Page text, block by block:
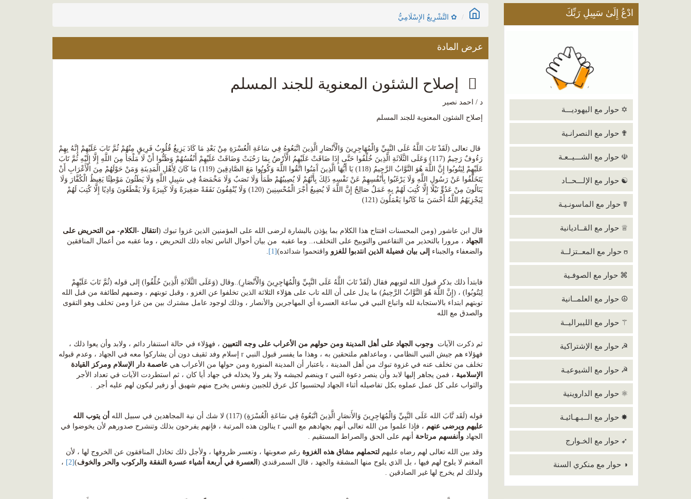
ادْعُ إِلَىٰ سَبِيلِ رَبِّكَ
✡ حوار مع اليهوديـــة
✟ حوار مع النصرانـية
☫ حوار مع الشـــيــعـة
☯ حوار مع الإلـــحــاد
☤ حوار مع الماسونـيـة
♕ حوار مع القــاديانية
ʊ حوار مع المعــتزلــة
⌘ حوار مع الصوفـية
☮ حوار مع العلمــانية
⚚ حوار مع الليبراليــة
☭ حوار مع الإشتراكية
☭ حوار مع الشيوعيـة
⚛ حوار مع الداروينية
✸ حوار مع الــبـهـائيـة
➶ حوار مع الخـوارج
◑ حوار مع منكري السنة
✿ التَّشْرِيعُ الإِسْلَامِيُّ
عرض المادة
إصلاح الشئون المعنوية للجند المسلم
د / احمد نصير
إصلاح الشئون المعنوية للجند المسلم
قال تعالى (لَقَدْ تَابَ اللَّهُ عَلَى النَّبِيِّ وَالْمُهَاجِرِينَ وَالْأَنْصَارِ الَّذِينَ اتَّبَعُوهُ فِي سَاعَةِ الْعُسْرَةِ مِنْ بَعْدِ مَا كَادَ يَزِيغُ قُلُوبُ فَرِيقٍ مِنْهُمْ ثُمَّ تَابَ عَلَيْهِمْ إِنَّهُ بِهِمْ
رَءُوفٌ رَحِيمٌ (117) وَعَلَى الثَّلَاثَةِ الَّذِينَ خُلِّفُوا حَتَّى إِذَا ضَاقَتْ عَلَيْهِمُ الْأَرْضُ بِمَا رَحُبَتْ وَضَاقَتْ عَلَيْهِمْ أَنْفُسُهُمْ وَظَنُّوا أَنْ لَا مَلْجَأَ مِنَ اللَّهِ إِلَّا إِلَيْهِ ثُمَّ تَابَ
عَلَيْهِمْ لِيَتُوبُوا إِنَّ اللَّهَ هُوَ التَّوَّابُ الرَّحِيمُ (118) يَا أَيُّهَا الَّذِينَ آَمَنُوا اتَّقُوا اللَّهَ وَكُونُوا مَعَ الصَّادِقِينَ (119) مَا كَانَ لِأَهْلِ الْمَدِينَةِ وَمَنْ حَوْلَهُمْ مِنَ الْأَعْرَابِ أَنْ
يَتَخَلَّفُوا عَنْ رَسُولِ اللَّهِ وَلَا يَرْغَبُوا بِأَنْفُسِهِمْ عَنْ نَفْسِهِ ذَلِكَ بِأَنَّهُمْ لَا يُصِيبُهُمْ ظَمَأٌ وَلَا نَصَبٌ وَلَا مَخْمَصَةٌ فِي سَبِيلِ اللَّهِ وَلَا يَطَئُونَ مَوْطِئًا يَغِيظُ الْكُفَّارَ وَلَا
يَنَالُونَ مِنْ عَدُوٍّ نَيْلًا إِلَّا كُتِبَ لَهُمْ بِهِ عَمَلٌ صَالِحٌ إِنَّ اللَّهَ لَا يُضِيعُ أَجْرَ الْمُحْسِنِينَ (120) وَلَا يُنْفِقُونَ نَفَقَةً صَغِيرَةً وَلَا كَبِيرَةً وَلَا يَقْطَعُونَ وَادِيًا إِلَّا كُتِبَ لَهُمْ
لِيَجْزِيَهُمُ اللَّهُ أَحْسَنَ مَا كَانُوا يَعْمَلُونَ (121)
قال ابن عاشور (ومن المحسنات افتتاح هذا الكلام بما يؤذن بالبشارة لرضى الله على المؤمنين الذين غزوا تبوك ( انتقال -الكلام- من التحريض على
الجهاد ، مرورا بالتحذير من التقاعس والتوبيخ على التخلف،.. وما عقبه من بيان أحوال الناس تجاه ذلك التحريض ، وما عقبه من أعمال المنافقين
والضعفاء والجبناء إلى بيان فضيلة الذين انتدبوا للغزو واقتحموا شدائده)[1]
.
فابتدأ ذلك بذكر قبول الله لتوبهم فقال (لَقَدْ تَابَ اللَّهُ عَلَى النَّبِيِّ وَالْمُهَاجِرِينَ وَالْأَنْصَارِ)..وقال (وَعَلَى الثَّلَاثَةِ الَّذِينَ خُلِّفُوا) إلى قوله (ثُمَّ تَابَ عَلَيْهِمْ
لِيَتُوبُوا) ، (إِنَّ اللَّهَ هُوَ التَّوَّابُ الرَّحِيمُ) ما يدل على أن الله تاب على هؤلاء الثلاثة الذين تخلفوا عن الغزو ، وقبل توبتهم ، وضمهم لطائفة من قبل الله
توبتهم ابتداء بالاستجابة لله واتباع النبي في ساعة العسرة أي المهاجرين والأنصار ، وذلك لوجود عامل مشترك بين من غزا ومن تخلف وهو التقوى
والصدق مع الله
ثم ذكرت الآياتوجوب الجهاد على أهل المدينة ومن حولهم من الأعراب على وجه التعيين ، فهؤلاء في حالة استنفار دائم ، ولابد وأن يعوا ذلك ،
فهؤلاء هم جيش النبي النظامي ، وماعداهم ملتحقين به ، وهذا ما يفسر قبول النبي r إسلام وفد ثقيف دون أن يشاركوا معه في الجهاد ، وعدم قبوله
تخلف من تخلف عنه في غزوة تبوك من أهل المدينة ، باعتبار أن المدينة المنورة ومن حولها من الأعراب هيعاصمة دار الإسلام ومركز القيادة
الإسلامية
، فمن يجاهر إليها لابد وأن ينصر دعوة النبي r وينضم لجيشه ولا يفر ولا يخذله في جهاد أيا كان ، ثم استطردت الآيات في تعداد الأجر
والثواب على كل عمل عملوه بكل تفاصيله أثناء الجهاد ليحتسبوا كل عرق للجبين ونفس يخرج منهم شهيق أو زفير ليكون لهم عليه أجر .
قوله (لَقَد تَّابَ الله عَلَى النَّبِيِّ وَالْمُهَاجِرِينَ وَالأَنصَارِ الَّذِينَ اتَّبَعُوهُ فِي سَاعَةِ الْعُسْرَةِ) (117) لا شك أن نية المجاهدين في سبيل الله
أن يتوب الله
عليهم ويرضى عنهم
، فإذا علموا من الله تعالى أنهم بجهادهم مع النبي r ينالون هذه المرتبة ، فإنهم يفرحون بذلك وتنشرح صدورهم لأن يخوضوا في
الجهادوأنفسهم مرتاحة أنهم على الحق والصراط المستقيم .
وقد بين الله تعالى لهم رضاه عليهملتحملهم مشاق هذه الغزوة رغم صعوبتها ، وتعسر ظروفها ، ولأجل ذلك تخاذل المنافقون عن الخروج لها ، لأن
المغنم لا يلوح لهم فيها ، بل الذي يلوح منها المشقة والجهد ، قال السمرقندي ( العسرة في أربعة أشياء عسرة النفقة والركوب والحر والخوف)
[2]
،
ولذلك لم يخرج لها غير الصادقين .